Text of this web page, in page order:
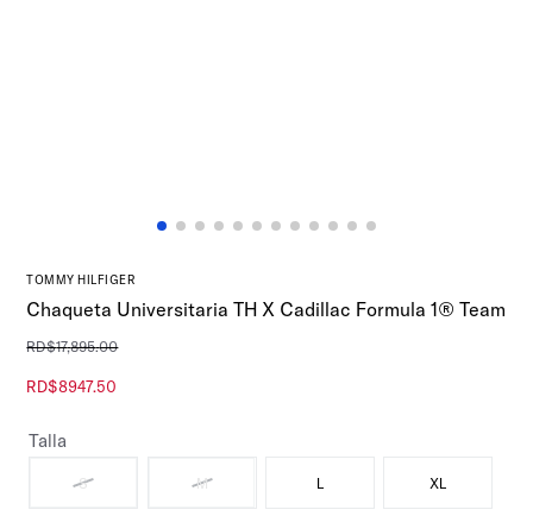
TOMMY HILFIGER
Chaqueta Universitaria TH X Cadillac Formula 1® Team
RD$17,895.00
RD$8947.50
Talla
S M L XL